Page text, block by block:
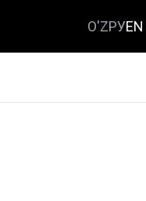
O'ZРУEN